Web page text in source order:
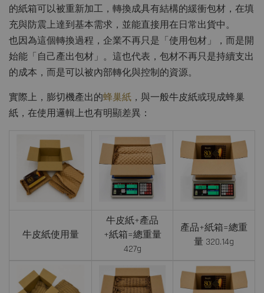
的紙箱可以被重新加工，轉換成具有結構的緩衝包材，在填
充與防震上達到基本需求，並能直接用在日常出貨中。
也因為這個轉換過程，企業不再只是「使用包材」，而是開
始能「自己產出包材」。這也代表，包材不再只是持續支出
的成本，而是可以被內部轉化與控制的資源。
實際上，膨切機產出的蜂巢紙 ，與一般牛皮紙或現成蜂巢
紙，在使用邏輯上也有明顯差異：
牛皮紙使用量
牛皮紙+產品
+紙箱=總重量
427g
產品+紙箱=總重
量 320.14g